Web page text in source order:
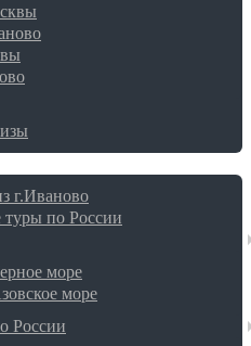
г.Иваново
туры по России
море
море
России